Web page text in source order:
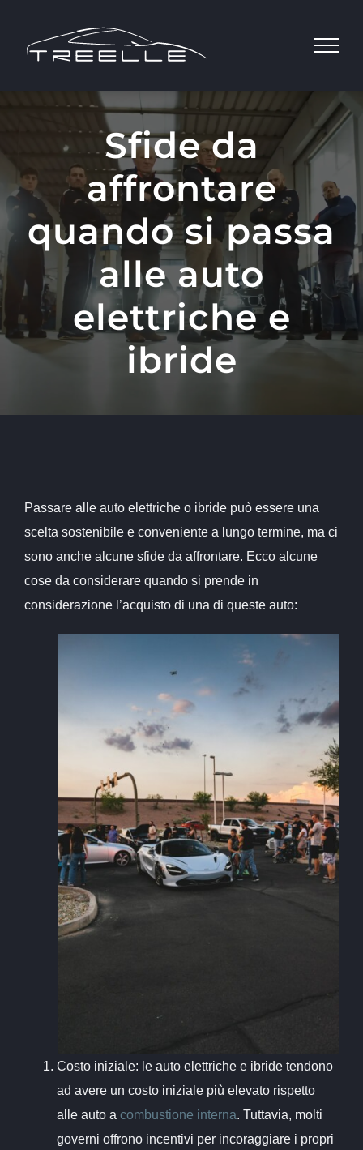
contenuto
Sfide da
affrontare
quando si passa
alle auto
elettriche e
ibride
Passare alle auto elettriche o ibride può essere una
scelta sostenibile e conveniente a lungo termine, ma ci
sono anche alcune sfide da affrontare. Ecco alcune
cose da considerare quando si prende in
considerazione l’acquisto di una di queste auto:
Costo iniziale: le auto elettriche e ibride tendono
ad avere un costo iniziale più elevato rispetto
alle auto a combustione interna. Tuttavia, molti
governi offrono incentivi per incoraggiare i propri